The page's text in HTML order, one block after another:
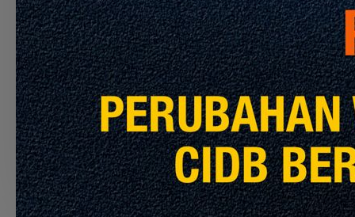
Pengumuman CIDB Info Terkini
PYL,
KGL
AND
MRLAPPOINTMENT OF THE CONTRACTOR TO
PERFORM THE CLEANING SERVICES FOR
MRT PYL, KGL AND MRL
Julai 30, 2026